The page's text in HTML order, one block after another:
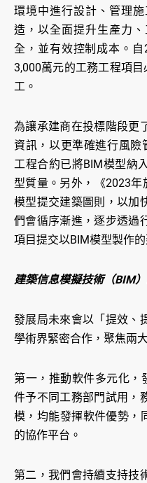
環境中進行設計、管理
造，以全面提升生產力
全，並有效控制成本。
3,000萬元的工務工程項
工。
為讓承建商在投標階段更
資訊，以更準確進行風
工程合約已將BIM模型納
型質量。另外，《2023
模型提交建築圖則，以加
們會循序漸進，逐步透過
項目提交以BIM模型製作的
建築信息模擬技術（BIM
發展局未來會以「提效、
學術界緊密合作，聚焦兩
第一，推動軟件多元化，
件予不同工務部門試用，
模，均能發揮軟件優勢，
的協作平台。
第二，我們會持續支持技